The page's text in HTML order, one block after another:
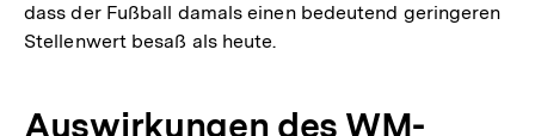
dass der Fußball damals einen bedeutend geringeren
Stellenwert besaß als heute.
Auswirkungen des WM-